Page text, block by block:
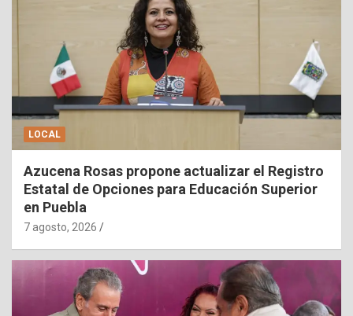
LOCAL
Azucena Rosas propone actualizar el Registro
Estatal de Opciones para Educación Superior
en Puebla
7 agosto, 2026